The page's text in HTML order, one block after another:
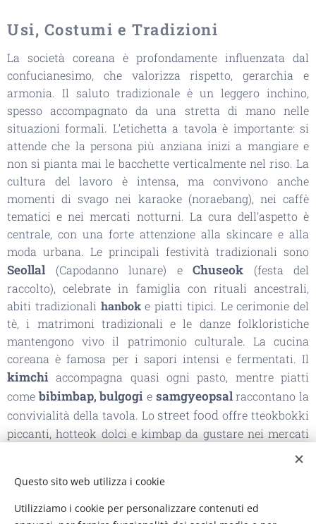
Usi, Costumi e Tradizioni
La società coreana è profondamente influenzata dal
confucianesimo, che valorizza rispetto, gerarchia e
armonia. Il saluto tradizionale è un leggero inchino,
spesso accompagnato da una stretta di mano nelle
situazioni formali. L’etichetta a tavola è importante: si
attende che la persona più anziana inizi a mangiare e
non si pianta mai le bacchette verticalmente nel riso. La
cultura del lavoro è intensa, ma convivono anche
momenti di svago nei karaoke (noraebang), nei caffè
tematici e nei mercati notturni. La cura dell’aspetto è
centrale, con una forte attenzione alla skincare e alla
moda urbana. Le principali festività tradizionali sono
Seollal (Capodanno lunare) e Chuseok (festa del
raccolto), celebrate in famiglia con rituali ancestrali,
abiti tradizionali hanboke piatti tipici. Le cerimonie del
tè, i matrimoni tradizionali e le danze folkloristiche
mantengono vivo il patrimonio culturale. La cucina
coreana è famosa per i sapori intensi e fermentati. Il
kimchi accompagna quasi ogni pasto, mentre piatti
comebibimbap, bulgogi e samgyeopsalraccontano la
convivialità della tavola. Lo street food offre tteokbokki
piccanti, hotteok dolci e kimbap da gustare nei mercati
Corea del Sud è oggi un punto di riferimento culturale
globale, capace di affascinare chi desidera scoprire un
Questo sito web utilizza i cookie
Utilizziamo i cookie per personalizzare contenuti ed